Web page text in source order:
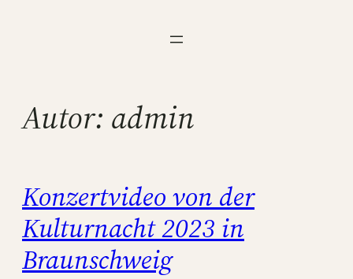
Autor: admin
Konzertvideo von der
Kulturnacht 2023 in
Braunschweig